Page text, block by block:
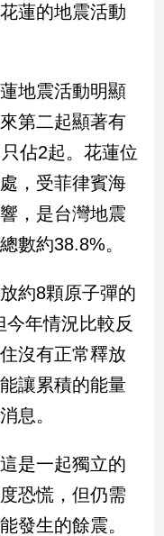
蓮的地震活動
地震活動明顯
第二起顯著有
佔2起。花蓮位
，受菲律賓海
，是台灣地震
數約38.8%。
約8顆原子彈的
年情況比較反
沒有正常釋放
讓累積的能量
息。
是一起獨立的
恐慌，但仍需
發生的餘震。